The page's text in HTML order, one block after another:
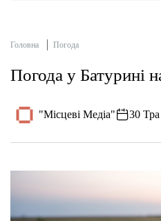
Головна Погода
Погода у Батурині
"Місцеві Медіа" 30